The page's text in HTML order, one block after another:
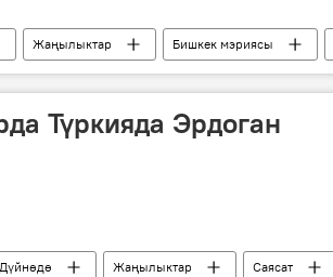
Жаңылыктар Бишкек мэриясы
Түркияда Эрдоган
Дүйнөдө Жаңылыктар Саясат